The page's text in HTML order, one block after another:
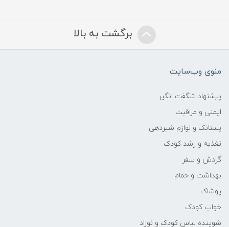
برگشت به بالا
منوی وب‌سایت
پیشنهاد شگفت انگیر
ایمنی و مراقبت
پستانک و لوازم شیردهی
تغذیه و رشد کودک
گردش و سفر
بهداشت و حمام
پوشاک
خواب کودک
شوینده لباس کودک و نوزاد